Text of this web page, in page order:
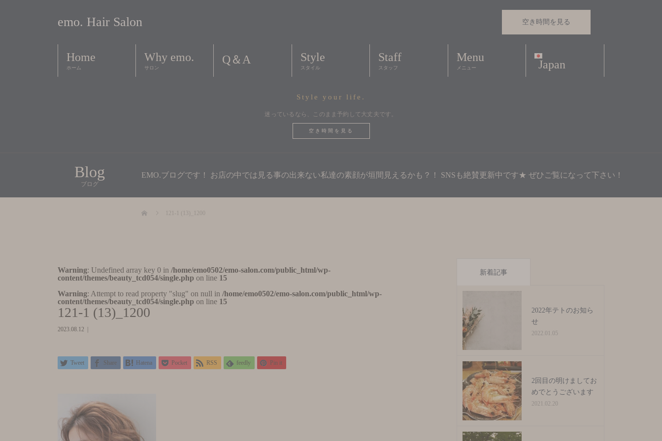
emo. Hair Salon 空き時間を見る
Home
ホーム
Why emo.
サロン
Q＆A Style
スタイル
Staff
スタッフ
Menu
メニュー Japan
Style your life.
迷っているなら、このまま予約して大丈夫です。
空き時間を見る
Blog
ブログ
EMO.ブログです！ お店の中では見る事の出来ない私達の素顔が垣間見えるかも？！ SNSも絶賛更新中です★ ぜひご覧になって下さい！
121-1 (13)_1200
Warning: Undefined array key 0 in /home/emo0502/emo-salon.com/public_html/wp-
content/themes/beauty_tcd054/single.php on line 15
Warning: Attempt to read property "slug" on null in /home/emo0502/emo-salon.com/public_html/wp-
content/themes/beauty_tcd054/single.php on line 15
121-1 (13)_1200
2023.08.12
Tweet Share Hatena Pocket RSS feedly Pin it
新着記事
2022年テトのお知ら
せ
2022.01.05
2回目の明けましてお
めでとうございます
2021.02.20